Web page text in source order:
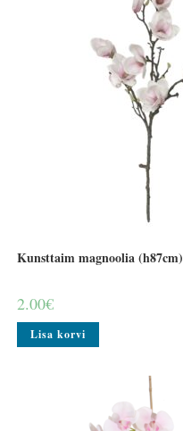
Kunsttaim magnoolia (h87cm)
2.00€
Lisa korvi